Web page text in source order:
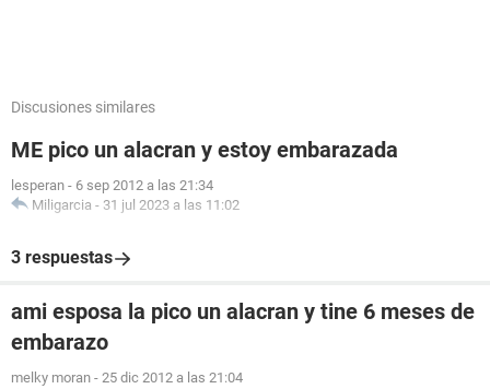
Discusiones similares
ME pico un alacran y estoy embarazada
lesperan - 6 sep 2012 a las 21:34
Miligarcia - 31 jul 2023 a las 11:02
3 respuestas
ami esposa la pico un alacran y tine 6 meses de
embarazo
melky moran - 25 dic 2012 a las 21:04